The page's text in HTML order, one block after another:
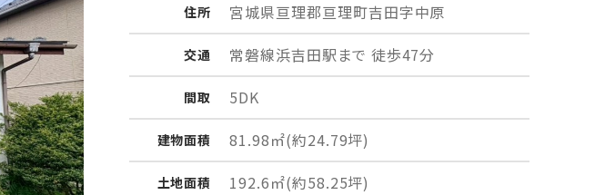
住所 宮城県亘理郡亘理町吉田字中原
交通 常磐線浜吉田駅まで 徒歩47分
間取 5DK
建物面積 81.98㎡(約24.79坪)
土地面積 192.6㎡(約58.25坪)